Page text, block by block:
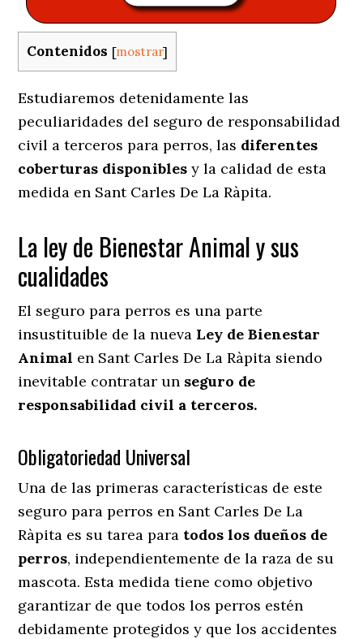
Contenidos [mostrar]
Estudiaremos detenidamente las
peculiaridades del seguro de responsabilidad
civil a terceros para perros, las diferentes
coberturas disponibles y la calidad de esta
medida en Sant Carles De La Ràpita.
La ley de Bienestar Animal y sus
cualidades
El seguro para perros es una parte
insustituible de la nueva Ley de Bienestar
Animal en Sant Carles De La Ràpita siendo
inevitable contratar un seguro de
responsabilidad civil a terceros.
Obligatoriedad Universal
Una de las primeras características de este
seguro para perros en Sant Carles De La
Ràpita es su tarea para todos los dueños de
perros, independientemente de la raza de su
mascota. Esta medida tiene como objetivo
garantizar de que todos los perros estén
debidamente protegidos y que los accidentes